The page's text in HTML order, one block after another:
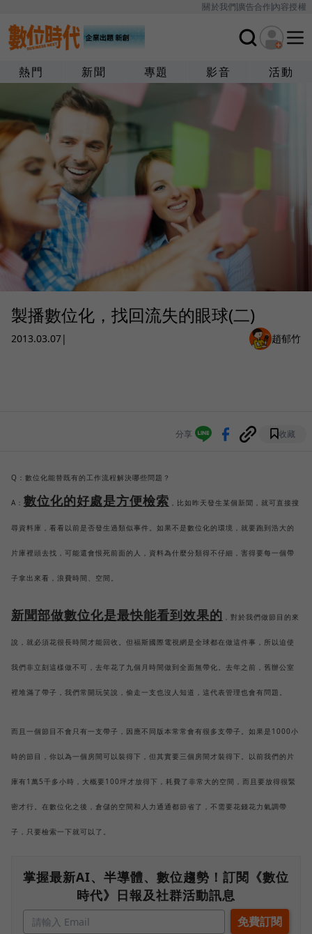
關於我們廣告合作內容授權
熱門 新聞 專題 影音 活動
製播數位化，找回流失的眼球(二)
2013.03.07| 趙郁竹
分享 收藏
Q：數位化能替既有的工作流程解決哪些問題？
A： 數位化的好處是方便檢索 ，比如昨天發生某個新聞，就可直接搜
尋資料庫，看看以前是否發生過類似事件。如果不是數位化的環境，就要跑到浩大的
片庫裡頭去找，可能還會恨死前面的人，資料為什麼分類得不仔細，害得要每一個帶
子拿出來看，浪費時間、空間。
新聞部做數位化是最快能看到效果的 ，對於我們做節目的來
說，就必須花很長時間才能回收。但福斯國際電視網是全球都在做這件事，所以迫使
我們非立刻這樣做不可，去年花了九個月時間做到全面無帶化。去年之前，舊辦公室
裡堆滿了帶子，我們常開玩笑說，偷走一支也沒人知道，這代表管理也會有問題。
而且一個節目不會只有一支帶子，因應不同版本常常會有很多支帶子。如果是1000小
時的節目，你以為一個房間可以裝得下，但其實要三個房間才裝得下。以前我們的片
庫有1萬5千多小時，大概要100坪才放得下，耗費了非常大的空間，而且要放得很緊
密才行。在數位化之後，倉儲的空間和人力通通都節省了，不需要花錢花力氣調帶
子，只要檢索一下就可以了。
掌握最新AI、半導體、數位趨勢！訂閱《數位
時代》日報及社群活動訊息